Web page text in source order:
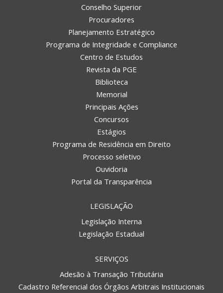
Conselho Superior
Procuradores
Planejamento Estratégico
Programa de Integridade e Compliance
Centro de Estudos
Revista da PGE
Biblioteca
Memorial
Principais Ações
Concursos
Estágios
Programa de Residência em Direito
Processo seletivo
Ouvidoria
Portal da Transparência
LEGISLAÇÃO
Legislação Interna
Legislação Estadual
SERVIÇOS
Adesão à Transação Tributária
Cadastro Referencial dos Órgãos Arbitrais Institucionais